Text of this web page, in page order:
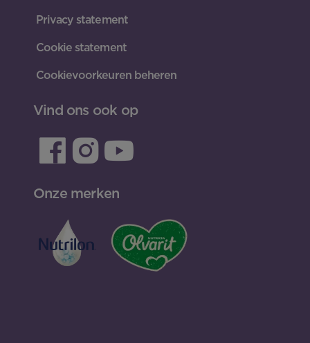
Privacy statement
Cookie statement
Cookievoorkeuren beheren
Vind ons ook op
Onze merken